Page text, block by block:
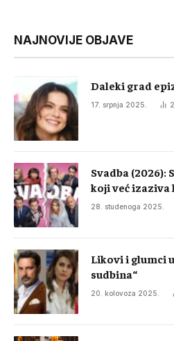
NAJNOVIJE OBJAVE
Daleki grad
17. srpnja 2025.
Svadba (2026):
koji već izaziva
28. studenoga 2025.
Likovi i glumci
sudbina“
20. kolovoza 2025.